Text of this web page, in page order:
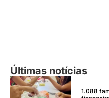
Últimas notícias
1.088